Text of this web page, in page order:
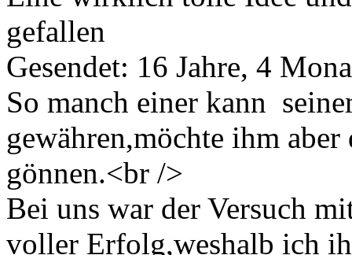
gefallen
Gesendet: 16 Jahre, 4
So manch einer kann
gewähren,möchte ihm
gönnen.<br />
Bei uns war der Versuch
voller Erfolg,weshalb ich